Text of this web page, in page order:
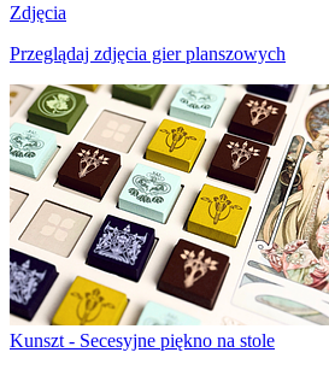
Zdjęcia
Przeglądaj zdjęcia gier planszowych
Kunszt - Secesyjne piękno na stole